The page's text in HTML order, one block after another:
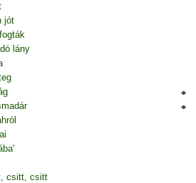
jót
lány
csitt, csitt